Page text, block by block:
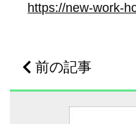
https://new-work-
前の記事